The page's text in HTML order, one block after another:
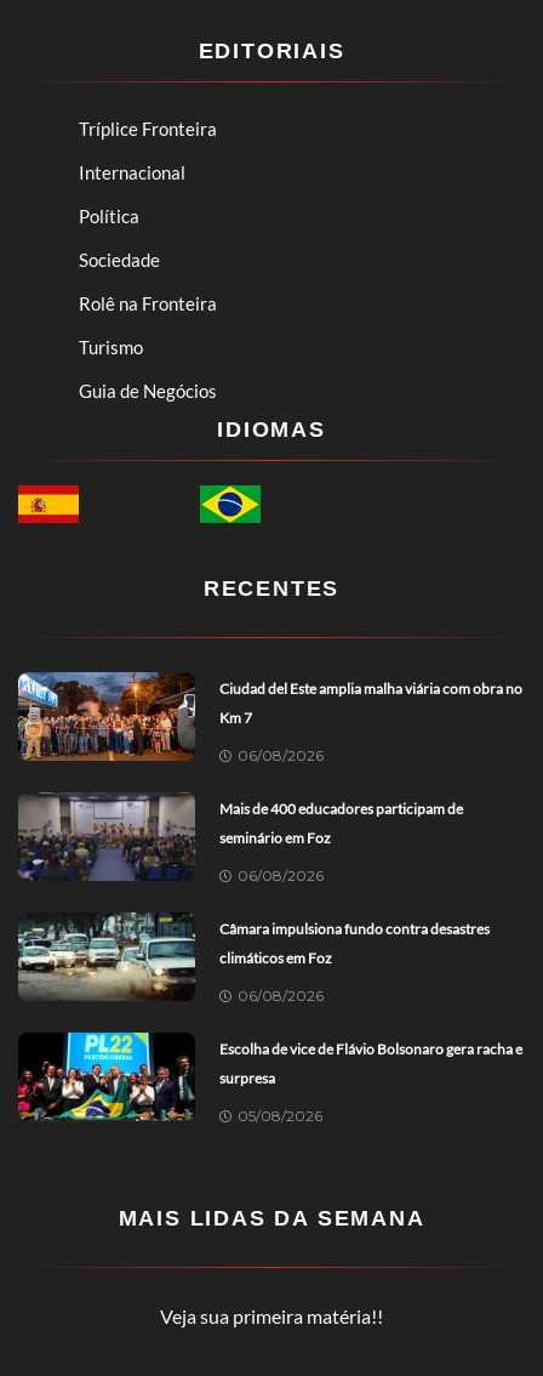
EDITORIAIS
Tríplice Fronteira
Internacional
Política
Sociedade
Rolê na Fronteira
Turismo
Guia de Negócios
IDIOMAS
RECENTES
Ciudad del Este amplia malha viária com obra no
Km 7
06/08/2026
Mais de 400 educadores participam de
seminário em Foz
06/08/2026
Câmara impulsiona fundo contra desastres
climáticos em Foz
06/08/2026
Escolha de vice de Flávio Bolsonaro gera racha e
surpresa
05/08/2026
MAIS LIDAS DA SEMANA
Veja sua primeira matéria!!